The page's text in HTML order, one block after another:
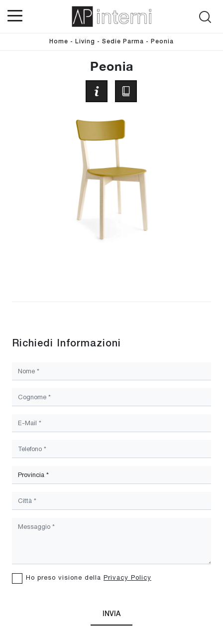
Home - Living - Sedie Parma - Peonia
Peonia
Richiedi Informazioni
Ho preso visione della Privacy Policy
INVIA